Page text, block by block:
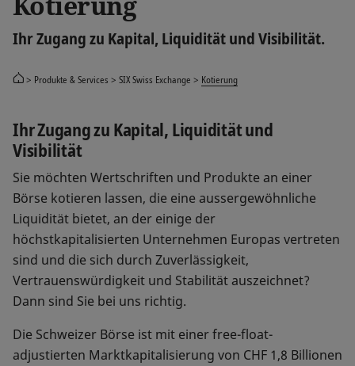
Ihr Zugang zu Kapital, Liquidität und Visibilität.
Produkte & Services SIX Swiss Exchange Kotierung
Ihr Zugang zu Kapital, Liquidität und
Visibilität
Sie möchten Wertschriften und Produkte an einer
Börse kotieren lassen, die eine aussergewöhnliche
Liquidität bietet, an der einige der
höchstkapitalisierten Unternehmen Europas vertreten
sind und die sich durch Zuverlässigkeit,
Vertrauenswürdigkeit und Stabilität auszeichnet?
Dann sind Sie bei uns richtig.
Die Schweizer Börse ist mit einer free-float-
adjustierten Marktkapitalisierung von CHF 1,8 Billionen